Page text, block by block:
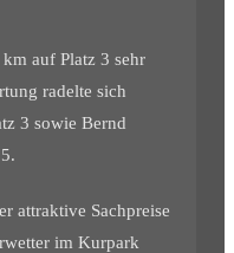
auf Platz 3 sehr
radelte sich
3 sowie Bernd
attraktive Sachpreise
im Kurpark